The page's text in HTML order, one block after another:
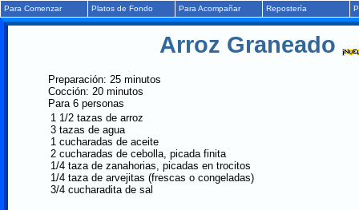
Para Comenzar Platos de Fondo Para Acompañar Repostería
Arroz Graneado
Preparación: 25 minutos
Cocción: 20 minutos
Para 6 personas
1 1/2 tazas de arroz
3 tazas de agua
1 cucharadas de aceite
2 cucharadas de cebolla, picada finita
1/4 taza de zanahorias, picadas en trocitos
1/4 taza de arvejitas (frescas o congeladas)
3/4 cucharadita de sal